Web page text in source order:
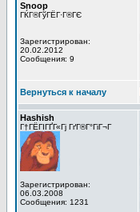
Snoop
ГЌГ®ГўГЁГ·Г®ГЄ
Зарегистрирован:
20.02.2012
Сообщения: 9
Вернуться к началу
Hashish
Г†ГЁГІГҐГ«Гј ГґГ®Г°ГіГ¬Г
Зарегистрирован:
06.03.2008
Сообщения: 1231